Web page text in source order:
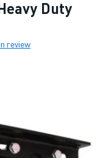
Duty
review